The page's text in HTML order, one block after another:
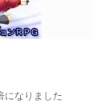
になりました